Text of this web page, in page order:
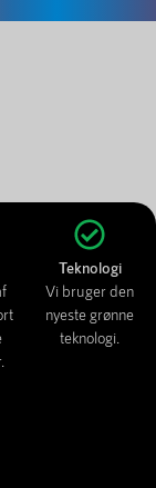
Teknologi
Vi bruger den
nyeste grønne
teknologi.